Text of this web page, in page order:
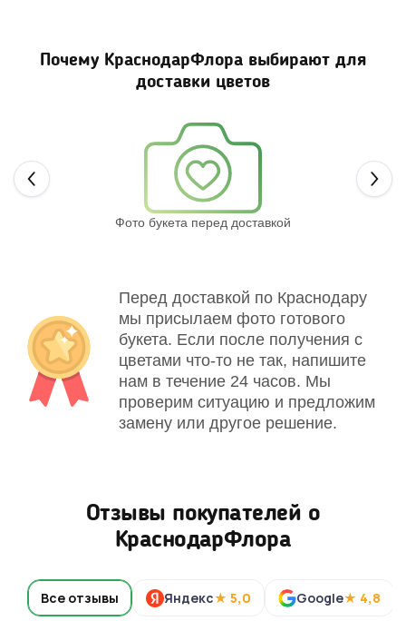
Почему КраснодарФлора выбирают для
доставки цветов
Фото букета перед доставкой
Перед доставкой по Краснодару
мы присылаем фото готового
букета. Если после получения с
цветами что-то не так, напишите
нам в течение 24 часов. Мы
проверим ситуацию и предложим
замену или другое решение.
Отзывы покупателей о
КраснодарФлора
Все отзывы Яндекс★ 5,0 Google★ 4,8